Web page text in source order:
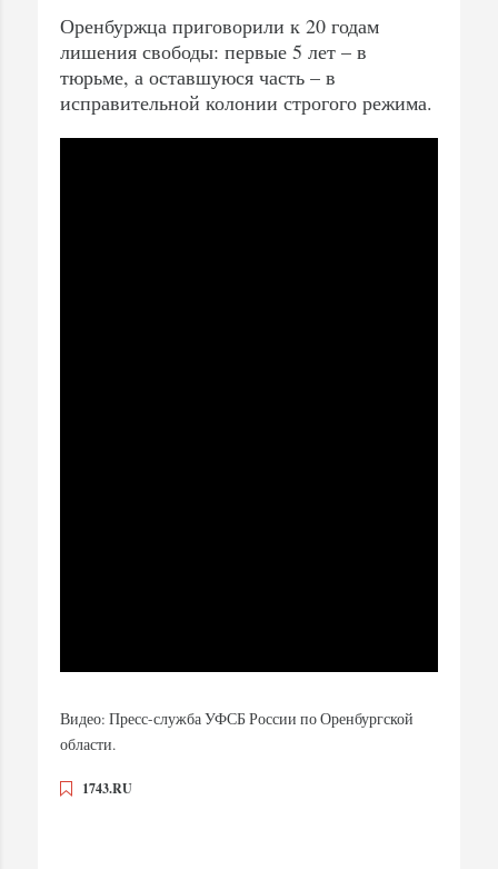
Оренбуржца приговорили к 20 годам
лишения свободы: первые 5 лет – в
тюрьме, а оставшуюся часть – в
исправительной колонии строгого режима.
Видео: Пресс-служба УФСБ России по Оренбургской
области.
1743.RU